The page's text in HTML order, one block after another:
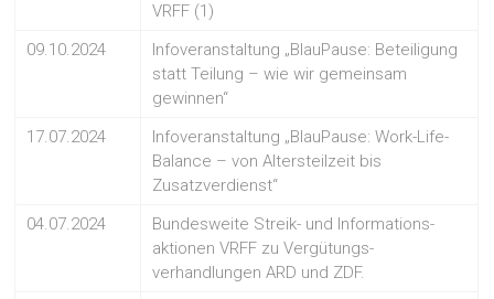
VRFF (1)
09.10.2024
Infoveranstaltung „BlauPause: Beteiligung
statt Teilung – wie wir gemeinsam
gewinnen“
17.07.2024
Infoveranstaltung „BlauPause: Work-Life-
Balance – von Altersteilzeit bis
Zusatzverdienst“
04.07.2024
Bundesweite Streik- und Informations-
aktionen VRFF zu Vergütungs-
verhandlungen ARD und ZDF.